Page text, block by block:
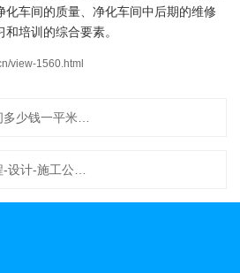
化车间的质量、净化车间中后期的维修
培训的综合要素。
view-1560.html